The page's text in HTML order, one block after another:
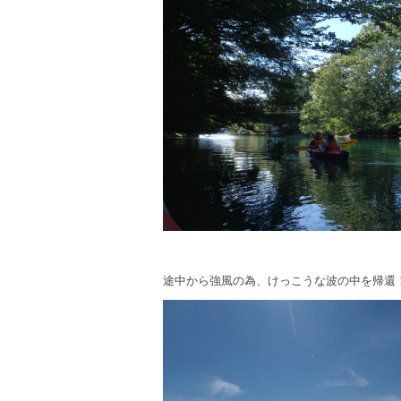
途中から強風の為、けっこうな波の中を帰還